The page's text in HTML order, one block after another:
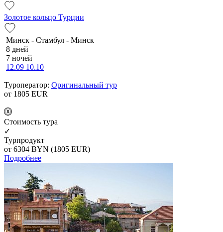
Золотое кольцо Турции
Минск - Стамбул - Минск
8 дней
7 ночей
12.09 10.10
Туроператор: Оригинальный тур
от 1805 EUR
Cтоимость тура
✓
Турпродукт
от 6304 BYN (1805 EUR)
Подробнее